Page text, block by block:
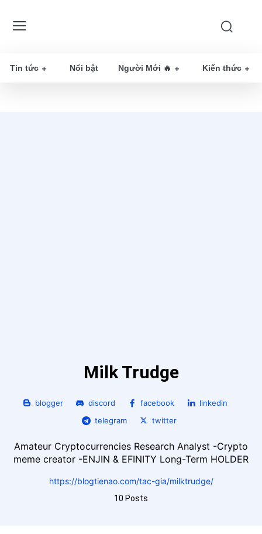
Tin tức Nổi bật Người Mới 🔥 Kiến thức
Milk Trudge
blogger discord facebook
linkedin
telegram
twitter
Amateur Cryptocurrencies Research Analyst -Crypto
meme creator -ENJIN & EFINITY Long-Term HOLDER
https://blogtienao.com/tac-gia/milktrudge/
10 Posts